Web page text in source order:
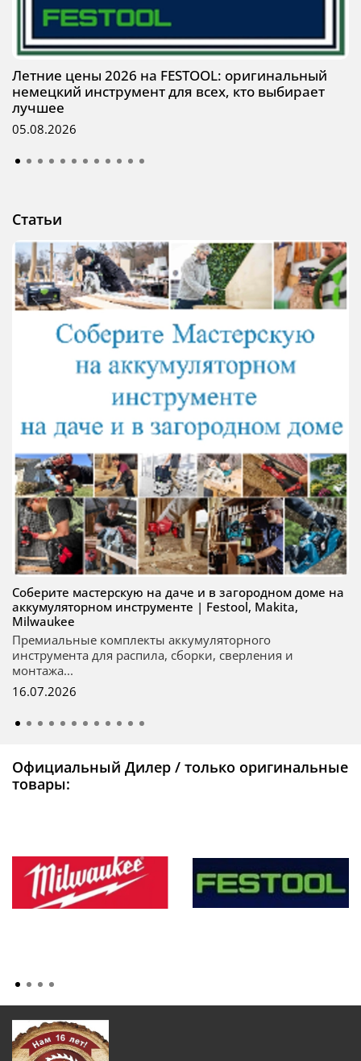
Летние цены 2026 на FESTOOL: оригинальный
немецкий инструмент для всех, кто выбирает
лучшее
05.08.2026
Статьи
Соберите мастерскую на даче и в загородном доме на
аккумуляторном инструменте | Festool, Makita,
Milwaukee
Премиальные комплекты аккумуляторного
инструмента для распила, сборки, сверления и
монтажа...
16.07.2026
Официальный Дилер / только оригинальные
товары: